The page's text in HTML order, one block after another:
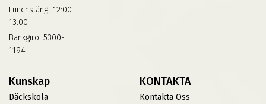
Lunchstängt 12:00-
13:00
Bankgiro: 5300-
1194
Kunskap
Däckskola
KONTAKTA
Kontakta Oss